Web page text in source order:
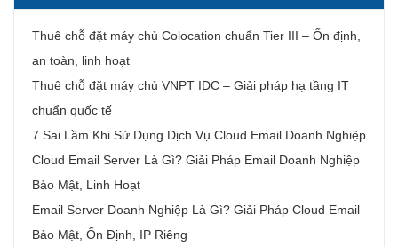
Thuê chỗ đặt máy chủ Colocation chuẩn Tier III – Ổn định,
an toàn, linh hoạt
Thuê chỗ đặt máy chủ VNPT IDC – Giải pháp hạ tầng IT
chuẩn quốc tế
7 Sai Lầm Khi Sử Dụng Dịch Vụ Cloud Email Doanh Nghiệp
Cloud Email Server Là Gì? Giải Pháp Email Doanh Nghiệp
Bảo Mật, Linh Hoạt
Email Server Doanh Nghiệp Là Gì? Giải Pháp Cloud Email
Bảo Mật, Ổn Định, IP Riêng